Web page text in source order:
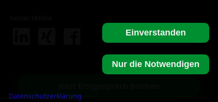
SmartLife - Online UG (haftungsbeschränkt)
Einverstanden
Nur die Notwendigen
Datenschutzerklärung